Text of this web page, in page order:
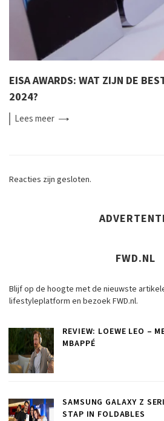
EISA AWARDS: WAT ZIJN DE
2024?
Leesmeer
Reacties zijn gesloten.
FWD.NL
Blijf op de hoogte met de nieuwste
lifestyleplatform en bezoek FWD.nl.
REVIEW: LOEWE LEO –
MBAPPÉ
SAMSUNG GALAXY Z
STAP IN FOLDABLES